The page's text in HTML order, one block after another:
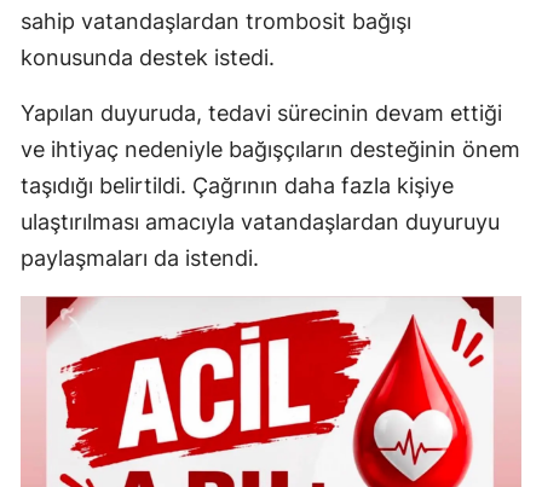
sahip vatandaşlardan trombosit bağışı
konusunda destek istedi.
Yapılan duyuruda, tedavi sürecinin devam ettiği
ve ihtiyaç nedeniyle bağışçıların desteğinin önem
taşıdığı belirtildi. Çağrının daha fazla kişiye
ulaştırılması amacıyla vatandaşlardan duyuruyu
paylaşmaları da istendi.